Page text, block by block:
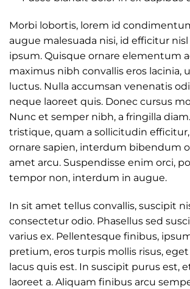
Morbi lobortis, lorem id
augue malesuada nisi, id efficitur
ipsum. Quisque ornare elementum
maximus nibh convallis eros lacinia,
luctus. Nulla accumsan venenatis
neque laoreet quis. Donec cursus
Nunc et semper nibh, a fringilla
tristique, quam a sollicitudin
ornare sapien, interdum bibendum
amet arcu. Suspendisse enim orci,
tempor non, interdum in augue.
In sit amet tellus convallis, suscipit
consectetur odio. Phasellus sed
varius ex. Pellentesque finibus,
pretium, eros turpis mollis risus,
lacus quis est. In suscipit purus est,
laoreet a. Aliquam finibus arcu